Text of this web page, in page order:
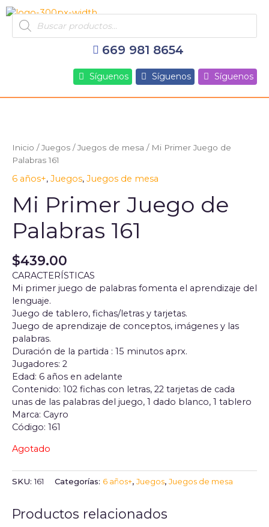
al
contenido
Products
search
669 981 8654
Síguenos Síguenos Síguenos
Inicio /Juegos /Juegos de mesa / Mi Primer Juego de
Palabras 161
6 años+, Juegos, Juegos de mesa
Mi Primer Juego de
Palabras 161
$439.00
CARACTERÍSTICAS
Mi primer juego de palabras fomenta el aprendizaje del
lenguaje.
Juego de tablero, fichas/letras y tarjetas.
Juego de aprendizaje de conceptos, imágenes y las
palabras.
Duración de la partida : 15 minutos aprx.
Jugadores: 2
Edad: 6 años en adelante
Contenido: 102 fichas con letras, 22 tarjetas de cada
unas de las palabras del juego, 1 dado blanco, 1 tablero
Marca: Cayro
Código: 161
Agotado
SKU:161 Categorías: 6 años+, Juegos, Juegos de mesa
Productos relacionados